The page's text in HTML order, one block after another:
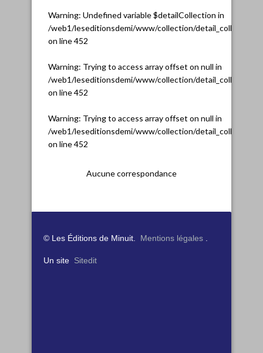
Warning: Undefined variable $detailCollection in
/web1/leseditionsdemi/www/collection/
on line452
Warning: Trying to access array offset on null in
/web1/leseditionsdemi/www/collection/
on line452
Warning: Trying to access array offset on null in
/web1/leseditionsdemi/www/collection/
on line452
Aucune correspondance
© Les Éditions de Minuit. Mentions légales
Un site Sitedit